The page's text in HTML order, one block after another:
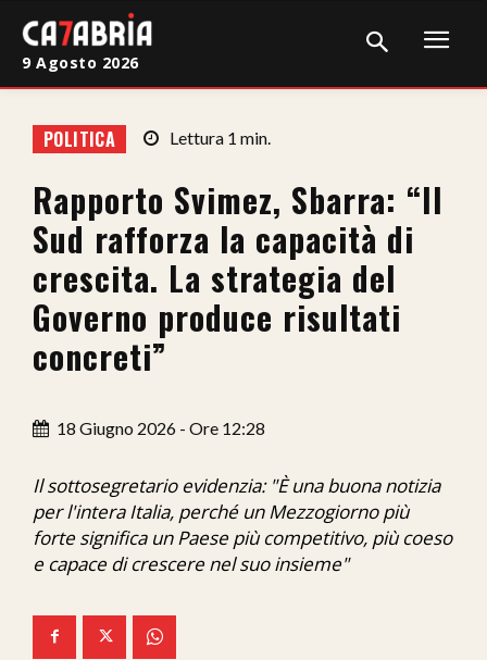
Cronaca
Giudiziaria
Politica
Sport
Attualità
Ita-Mondo
C7 Play
Mix Zone
9 Agosto 2026
POLITICA Lettura 1 min.
Rapporto Svimez, Sbarra: “Il
Sud rafforza la capacità di
crescita. La strategia del
Governo produce risultati
concreti”
18 Giugno 2026 - Ore 12:28
Il sottosegretario evidenzia: "È una buona notizia
per l'intera Italia, perché un Mezzogiorno più
forte significa un Paese più competitivo, più coeso
e capace di crescere nel suo insieme"